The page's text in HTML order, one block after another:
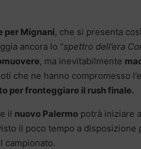
per Mignani, che si presenta
ancora lo “spettro dell’era
, ma inevitabilmente
che ne hanno compromesso
per fronteggiare il rush finale.
il nuovo Palermo potrà iniziare
il poco tempo a
campionato.